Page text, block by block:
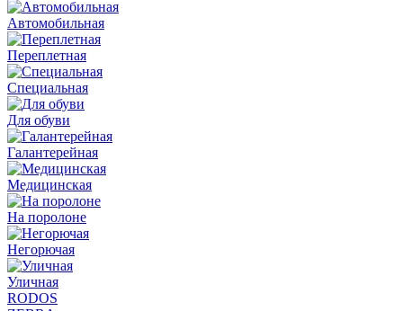
Автомобильная
Переплетная
Специальная
Для обуви
Галантерейная
Медицинская
На поролоне
Негорючая
Уличная
RODOS